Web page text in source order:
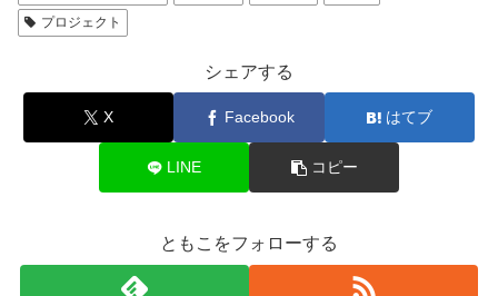
プロジェクト
シェアする
X Facebook はてブ
LINE コピー
ともこをフォローする